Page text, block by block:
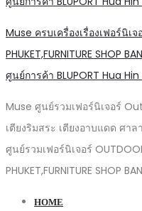
Muse ครบเครื่องเรื่องเฟอร์นิเจอ
PHUKET,FURNITURE SHOP
ศูนย์การค้า BLUPORT Hua
Muse ศูนย์รวมเฟอร์นิเจอร์
เตียงริมสระ เตียงอาบแดด ศา
ศูนย์รวมเฟอร์นิเจอร์
PHUKET,FURNITURE SHOP
HOME